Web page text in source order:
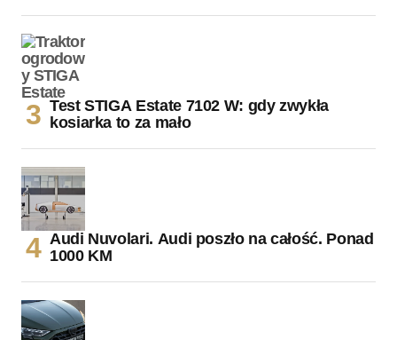
Test STIGA Estate 7102 W: gdy zwykła
kosiarka to za mało
Audi Nuvolari. Audi poszło na całość. Ponad
1000 KM